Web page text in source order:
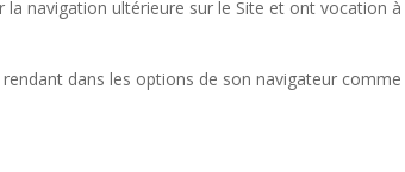
navigation ultérieure sur le Site et ont vocation à
dans les options de son navigateur comme